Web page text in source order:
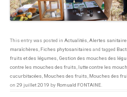
This entry was posted in Actualités,Alertes
maraîchères, Fiches phytosanitaires and tagged
fruits et des légumes, Gestion des mouches des
contre les mouches des fruits, lutte contre les
cucurbitacées, Mouches des fruits, Mouches des
on 29 juillet 2019 by Romuald FONTAINE.